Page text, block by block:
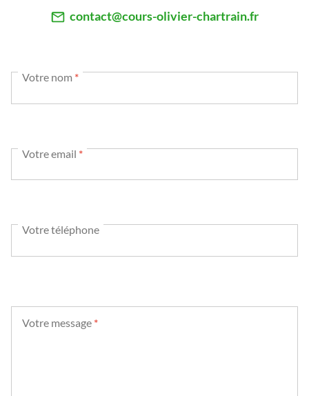
contact@cours-olivier-chartrain.fr
Votre nom *
Votre email *
Votre téléphone
Votre message *